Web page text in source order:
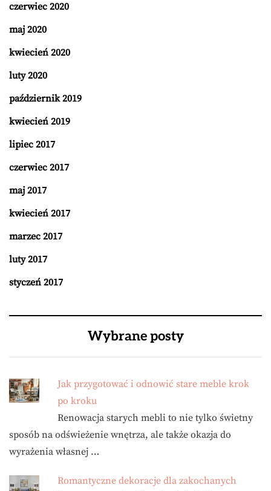
czerwiec 2020
maj 2020
kwiecień 2020
luty 2020
październik 2019
kwiecień 2019
lipiec 2017
czerwiec 2017
maj 2017
kwiecień 2017
marzec 2017
luty 2017
styczeń 2017
Wybrane posty
Jak przygotować i odnowić stare meble krok
po kroku
Renowacja starych mebli to nie tylko świetny
sposób na odświeżenie wnętrza, ale także okazja do
wyrażenia własnej …
Romantyczne dekoracje dla zakochanych